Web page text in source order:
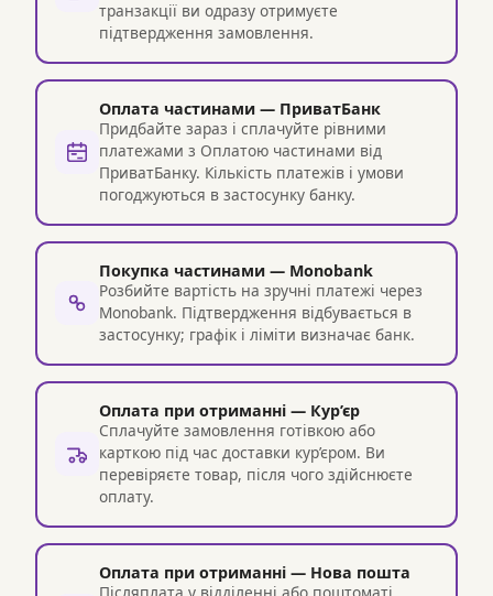
транзакції ви одразу отримуєте
підтвердження замовлення.
Оплата частинами — ПриватБанк
Придбайте зараз і сплачуйте рівними
платежами з Оплатою частинами від
ПриватБанку. Кількість платежів і умови
погоджуються в застосунку банку.
Покупка частинами — Monobank
Розбийте вартість на зручні платежі через
Monobank. Підтвердження відбувається в
застосунку; графік і ліміти визначає банк.
Оплата при отриманні — Кур’єр
Сплачуйте замовлення готівкою або
карткою під час доставки кур’єром. Ви
перевіряєте товар, після чого здійснюєте
оплату.
Оплата при отриманні — Нова пошта